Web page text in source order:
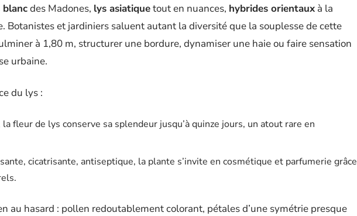
blancdes Madones, lys asiatiquetout en nuances, hybrides orientaux à la
Botanistes et jardiniers saluent autant la diversité que la souplesse de cette
à 1,80 m, structurer une bordure, dynamiser une haie ou faire sensation
urbaine.
du lys :
la fleur de lys conserve sa splendeur jusqu’à quinze jours, un atout rare en
cicatrisante, antiseptique, la plante s’invite en cosmétique et parfumerie grâce
au hasard : pollen redoutablement colorant, pétales d’une symétrie presque